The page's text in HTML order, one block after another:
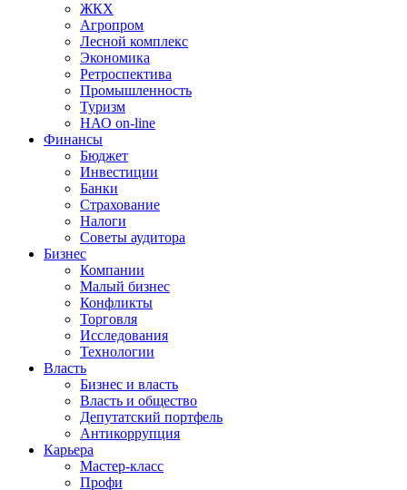
ЖКХ
Агропром
Лесной комплекс
Экономика
Ретроспектива
Промышленность
Туризм
НАО on-line
Финансы
Бюджет
Инвестиции
Банки
Страхование
Налоги
Советы аудитора
Бизнес
Компании
Малый бизнес
Конфликты
Торговля
Исследования
Технологии
Власть
Бизнес и власть
Власть и общество
Депутатский портфель
Антикоррупция
Карьера
Мастер-класс
Профи